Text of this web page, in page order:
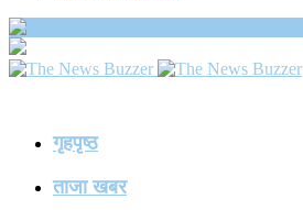
गृहपृष्ठ
ताजा खबर